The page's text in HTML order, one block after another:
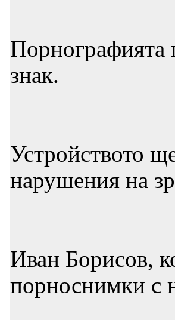
Порнографията
знак.
Устройството
нарушения на
Иван Борисов,
порноснимки с